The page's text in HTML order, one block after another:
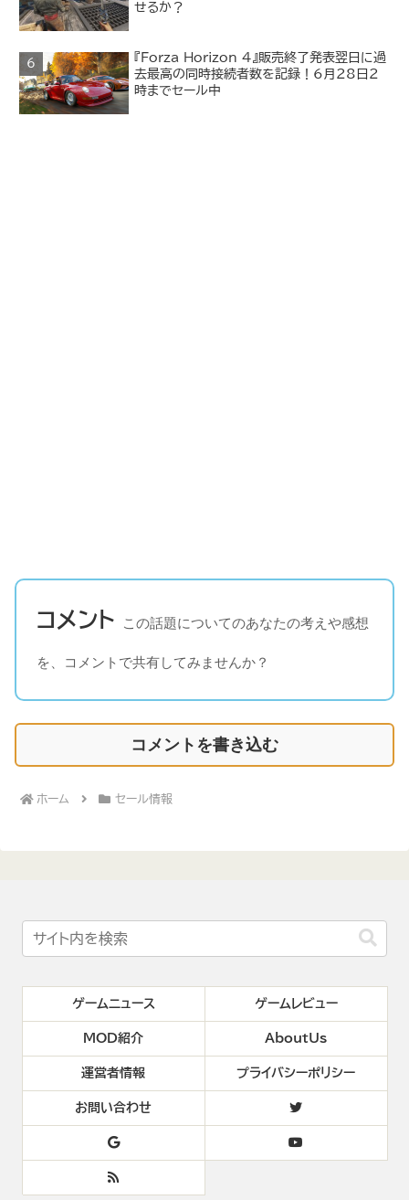
せるか？
『Forza Horizon 4』販売終了発表翌日に過
去最高の同時接続者数を記録！6月28日2
時までセール中
コメント この話題についてのあなたの考えや感想
を、コメントで共有してみませんか？
コメントを書き込む
ホーム セール情報
ゲームニュース ゲームレビュー
MOD紹介 AboutUs
運営者情報 プライバシーポリシー
お問い合わせ